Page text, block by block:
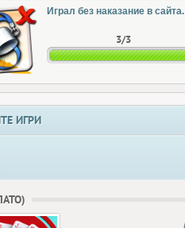
Играл без наказание в сайта.
3/3
ИГРИ